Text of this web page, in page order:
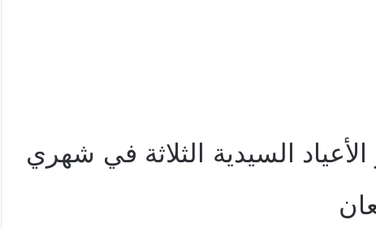
بيوم 29 تذكار الأعياد السيدية الثلاثة في شهري